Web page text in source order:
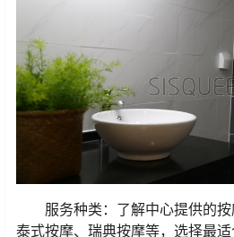
服务种类：了解中心提供的按
泰式按摩、瑞典按摩等，选择最适